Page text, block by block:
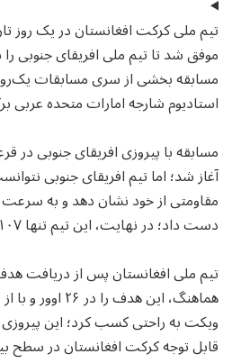
تیم ملی کرکت افغانستان در یک روز
موفق شد تا تیم ملی افریقای جنوبی
استادیوم شارجه امارات متحده عربی
مسابقه با پیروزی افریقای جنوبی در
آغاز شد؛ اما تیم افریقای جنوبی
مقاومتی از خود نشان دهد و به
دست داد؛ در نهایت، این تیم تنها ۱۰۷ دوش به ثبت رساند.
تیم ملی افغانستان پس از دریافت
هماهنگ، این هدف
ویکت به راحتی کسب کرد؛ این
قابل توجه کرکت افغانستان در سطح